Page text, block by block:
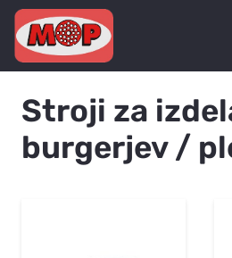
Stroji za
burgerjev /